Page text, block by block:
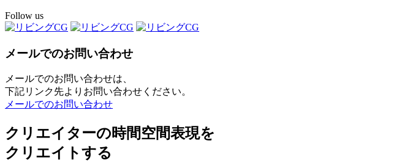
Follow us
メールでのお問い合わせ
メールでのお問い合わせは、
下記リンク先よりお問い合わせください。
メールでのお問い合わせ
クリエイターの時間空間表現を
クリエイトする